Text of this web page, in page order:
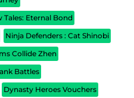
Tales: Eternal Bond
Ninja Defenders : Cat Shinobi
Collide Zhen
Battles
Dynasty Heroes Vouchers